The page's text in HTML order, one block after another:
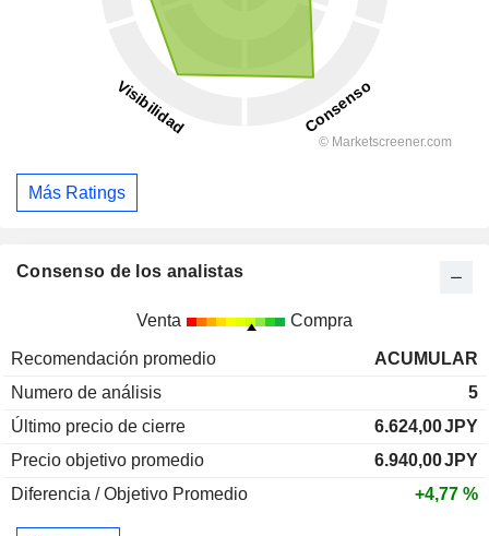
Más Ratings
Consenso de los analistas
Venta Compra
Recomendación promedio
ACUMULAR
Numero de análisis
5
Último precio de cierre
6.624,00JPY
Precio objetivo promedio
6.940,00JPY
Diferencia / Objetivo Promedio
+4,77 %